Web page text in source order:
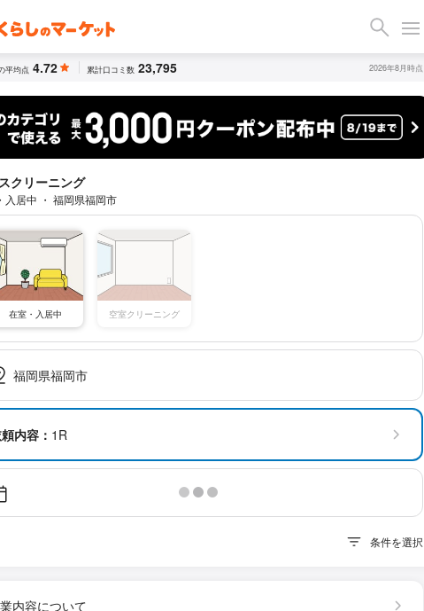
平均点 4.72 累計口コミ数 23,795 2026年8月時点
クリーニング
入居中 ・ 福岡県福岡市
在室・入居中 空室クリーニング
福岡県福岡市
内容： 1R
条件を選択
内容について